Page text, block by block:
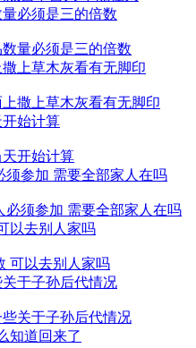
必须是三的倍数
上草木灰看有无脚印
始计算
须参加 需要全部家人在吗
以去别人家吗
于子孙后代情况
知道回来了